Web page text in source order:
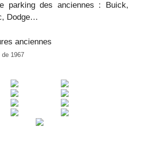
parking des anciennes : Buick,
Dodge…
de 1967